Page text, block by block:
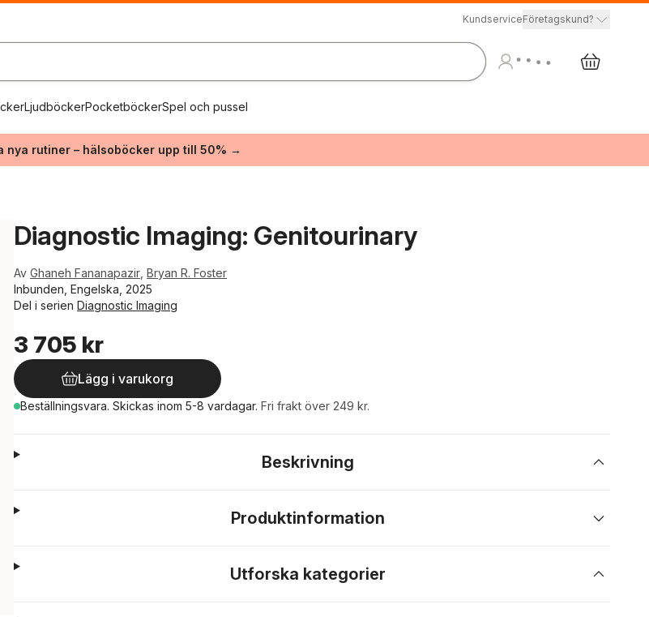
KundserviceFöretagskund?
LjudböckerPocketböckerSpel och pussel
nya rutiner – hälsoböcker upp till 50% →
Diagnostic Imaging: Genitourinary
Av Ghaneh Fananapazir Bryan R. Foster
Inbunden, Engelska, 2025
Del i serien Diagnostic Imaging
3 705 kr
Lägg i varukorg
Beställningsvara. Skickas inom 5-8 vardagar. Fri frakt över 249 kr.
Beskrivning
Produktinformation
Utforska kategorier